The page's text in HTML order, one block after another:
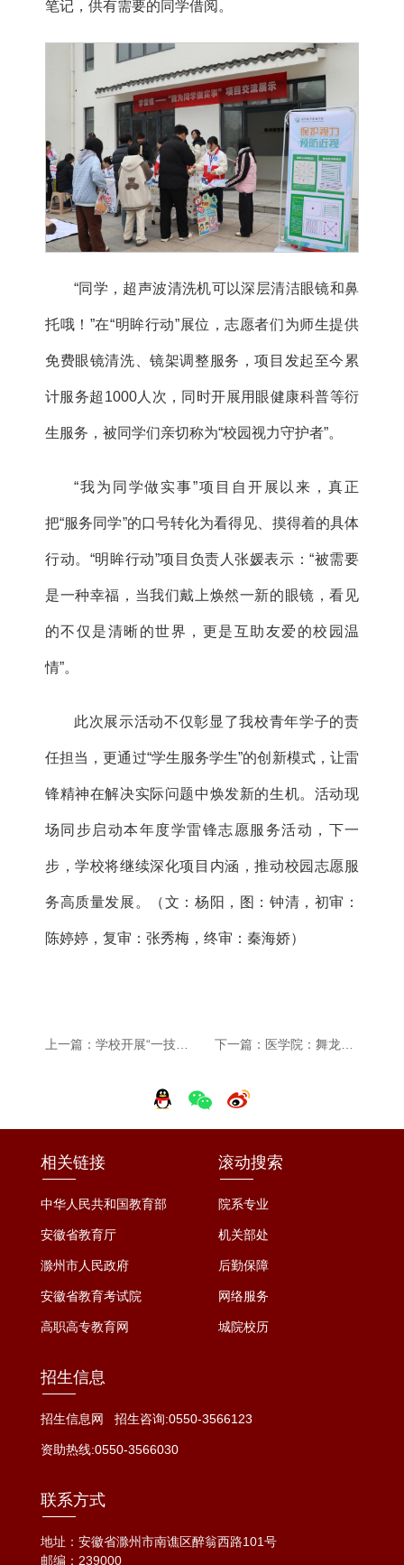
笔记，供有需要的同学借阅。
“同学，超声波清洗机可以深层清洁眼镜和鼻
托哦！”在“明眸行动”展位，志愿者们为师生提供
免费眼镜清洗、镜架调整服务，项目发起至今累
计服务超1000人次，同时开展用眼健康科普等衍
生服务，被同学们亲切称为“校园视力守护者”。
“我为同学做实事”项目自开展以来，真正
把“服务同学”的口号转化为看得见、摸得着的具体
行动。“明眸行动”项目负责人张媛表示：“被需要
是一种幸福，当我们戴上焕然一新的眼镜，看见
的不仅是清晰的世界，更是互助友爱的校园温
情”。
此次展示活动不仅彰显了我校青年学子的责
任担当，更通过“学生服务学生”的创新模式，让雷
锋精神在解决实际问题中焕发新的生机。活动现
场同步启动本年度学雷锋志愿服务活动，下一
步，学校将继续深化项目内涵，推动校园志愿服
务高质量发展。（文：杨阳，图：钟清，初审：
陈婷婷，复审：张秀梅，终审：秦海娇）
相关链接
中华人民共和国教育部
安徽省教育厅
滁州市人民政府
安徽省教育考试院
高职高专教育网
滚动搜索
院系专业
机关部处
后勤保障
网络服务
城院校历
招生信息
招生信息网 招生咨询:0550-3566123
资助热线:0550-3566030
联系方式
地址：安徽省滁州市南谯区醉翁西路101号
邮编：239000